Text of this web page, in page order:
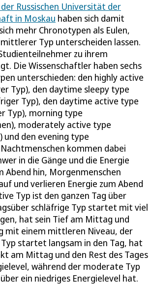
Russischen Universität der
in Moskau haben sich damit
mehr Chronotypen als Eulen,
Typ unterscheiden lassen.
zu ihrem
Die Wissenschaftler haben sechs
unterschieden: den highly active
Typ), den daytime sleepy type
Typ), den daytime active type
Typ), morning type
moderately active type
den evening type
kommen dabei
in die Gänge und die Energie
Abend hin, Morgenmenschen
und verlieren Energie zum Abend
Typ ist den ganzen Tag über
schläfrige Typ startet mit viel
hat sein Tief am Mittag und
mit einem mittleren Niveau, der
startet langsam in den Tag, hat
am Mittag und den Rest des Tages
während der moderate Typ
ein niedriges Energielevel hat.